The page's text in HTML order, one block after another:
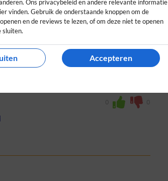
aanvraagproces, goede
en certificeringen.
0 0
Ons privacybeleid en andere relevante informatie
vinden. Gebruik de onderstaande knoppen om de
en de reviews te lezen, of om deze niet te openen
sluiten.
Accepteren